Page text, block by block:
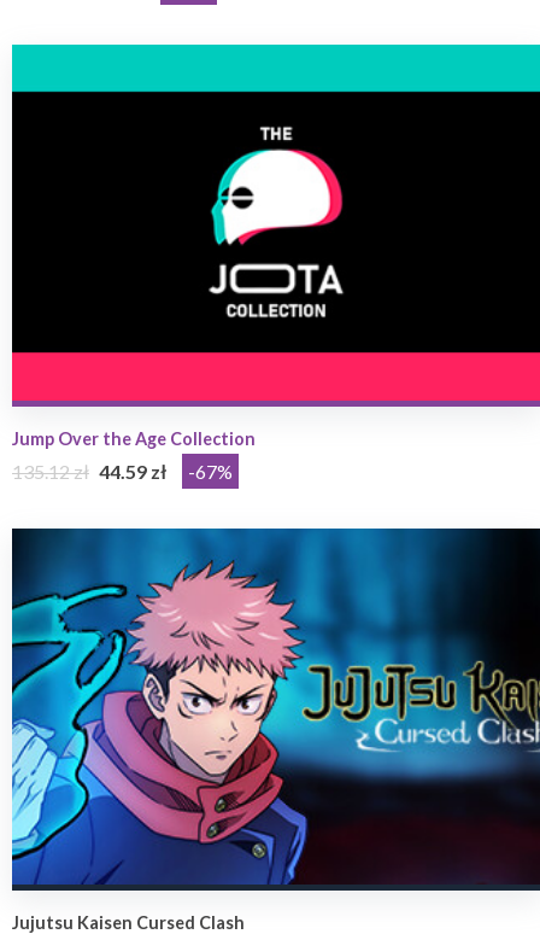
Jump Over the Age Collection
135.12 zł 44.59 zł -67%
Jujutsu Kaisen Cursed Clash